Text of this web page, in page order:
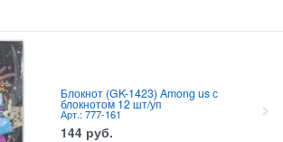
Блокнот (GK-1423) Among us с
блокнотом 12 шт/уп
Арт.: 777-161
144 руб.